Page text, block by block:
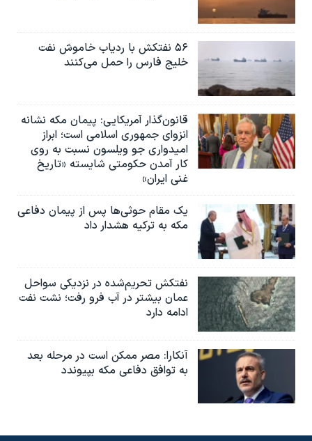
۵۶ نفتکش با ردیاب خاموش نفت
خلیج فارس را حمل می‌کنند
قانون‌گذار آمریکایی: پیمان مکه نشانه
انزوای جمهوری اسلامی است؛ ابراز
امیدواری جو ویلسون نسبت به روی
کار آمدن حکومتی شایسته «تاریخ
غنی ایران»
یک مقام حوثی‌ها پس از پیمان دفاعی
مکه به ترکیه هشدار داد
نفتکش تحریم‌شده در نزدیکی سواحل
عمان بیشتر در آب فرو رفت؛ نشت نفت
ادامه دارد
آنکارا: مصر ممکن است در مرحله بعد
به توافق دفاعی مکه بپیوندد